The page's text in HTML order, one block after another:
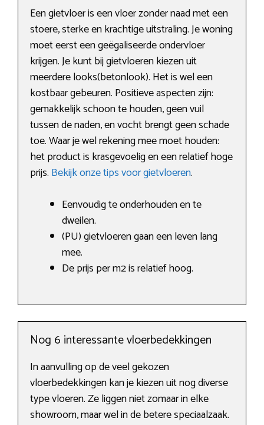
Een gietvloer is een vloer zonder naad met een
stoere, sterke en krachtige uitstraling. Je woning
moet eerst een geëgaliseerde ondervloer
krijgen. Je kunt bij gietvloeren kiezen uit
meerdere looks(betonlook). Het is wel een
kostbaar gebeuren. Positieve aspecten zijn:
gemakkelijk schoon te houden, geen vuil
tussen de naden, en vocht brengt geen schade
toe. Waar je wel rekening mee moet houden:
het product is krasgevoelig en een relatief hoge
prijs. Bekijk onze tips voor gietvloeren.
Eenvoudig te onderhouden en te
dweilen.
(PU) gietvloeren gaan een leven lang
mee.
De prijs per m2 is relatief hoog.
Nog 6 interessante vloerbedekkingen
In aanvulling op de veel gekozen
vloerbedekkingen kan je kiezen uit nog diverse
type vloeren. Ze liggen niet zomaar in elke
showroom, maar wel in de betere speciaalzaak.